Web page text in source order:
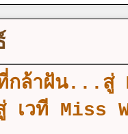
ที่กล้าฝัน...
เวที